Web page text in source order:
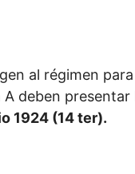
al régimen para
deben
1924 (14 ter).